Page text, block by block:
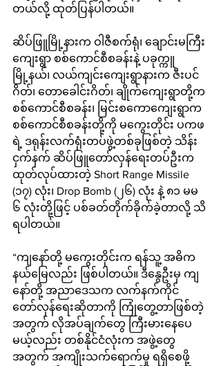
တယ်လို့ ထုတ်ပြန်ပါတယ်။
ဆိပ်ဖြူမြို့နားက ဝါဇီစက်ရုံ၊ ချောင်းမကြီး
ကျေးရွာ စစ်ကောင်စီစခန်းနဲ့ ပခုက္ကူ
မြို့နယ်၊ လယ်ကျင်းကျေးရွာနားက ဇီးပင်
ဂိတ်၊ တောခေါင်းဂိတ်၊ ချိုက်ကျေးရွာတို့က
စစ်ကောင်စီစခန်း၊ မြင်းစကောကျေးရွာက
စစ်ကောင်စီစခန်းတို့ကို မကွေးတိုင်း ပကဖ
ရဲ့ ဒရုန်းလက်ရုံးတပ်ဖွဲ့တစ်ခုဖြစ်တဲ့ သိန်း
ငှက်နက် ဆိပ်ဖြူတော်လှန်ရေးတပ်ဦးက
ထုတ်လုပ်ထားတဲ့ Short Range Missile
(၁၇) လုံး၊ Drop Bomb (၂‌၆) လုံး နဲ့ ၈၁ မမ
၆ လုံးတို့ဖြင့် ပစ်ခတ်တိုက်ခိုက်ခဲ့တာလို့ သိ
ရပါတယ်။
“ကျနော်တို့ မကွေးတိုင်းက ရန်သူ့ အဓိက
နယ်မြေလည်း ဖြစ်ပါတယ်။ ဒီနွေဦးမှ ကျ
နော်တို့ အညာဒေသက လက်နက်ကိုင်
တော်လှန်ရေးဆိုတာကို ကြုံတွေ့တာဖြစ်တဲ့
အတွက် လိုအပ်ချက်တွေ ကြီးမားနေပေ
မယ့်လည်း တစ်နိုင်ငံလုံးက အဖွဲ့တွေ
အတွက် အကျိုးသက်ရောက်မှု ရရှိစေဖို့